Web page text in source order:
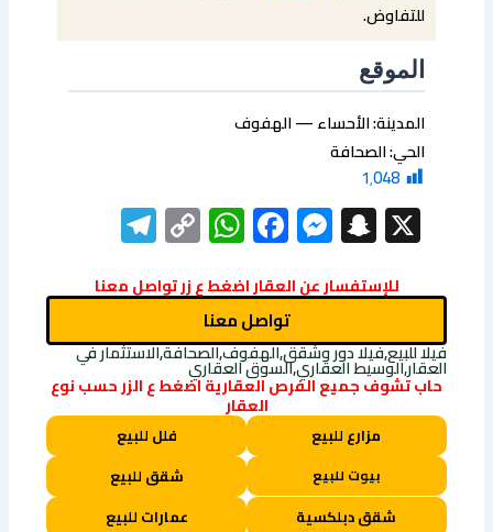
للتفاوض.
الموقع
المدينة: الأحساء — الهفوف
الحي: الصحافة
1٬048
X
Snapchat
Messenger
Facebook
WhatsApp
Copy
Link
للإستفسار عن العقار اضغط ع زر تواصل معنا
تواصل معنا
فيلا للبيع,فيلا دور وشقق,الهفوف,الصحافة,الاستثمار في
العقار,الوسيط العقاري,السوق العقاري
حاب تشوف جميع الفرص العقارية اضغط ع الزر حسب نوع
العقار
مزارع للبيع فلل للبيع
بيوت للبيع
شقق للبيع
شقق دبلكسية
عمارات للبيع